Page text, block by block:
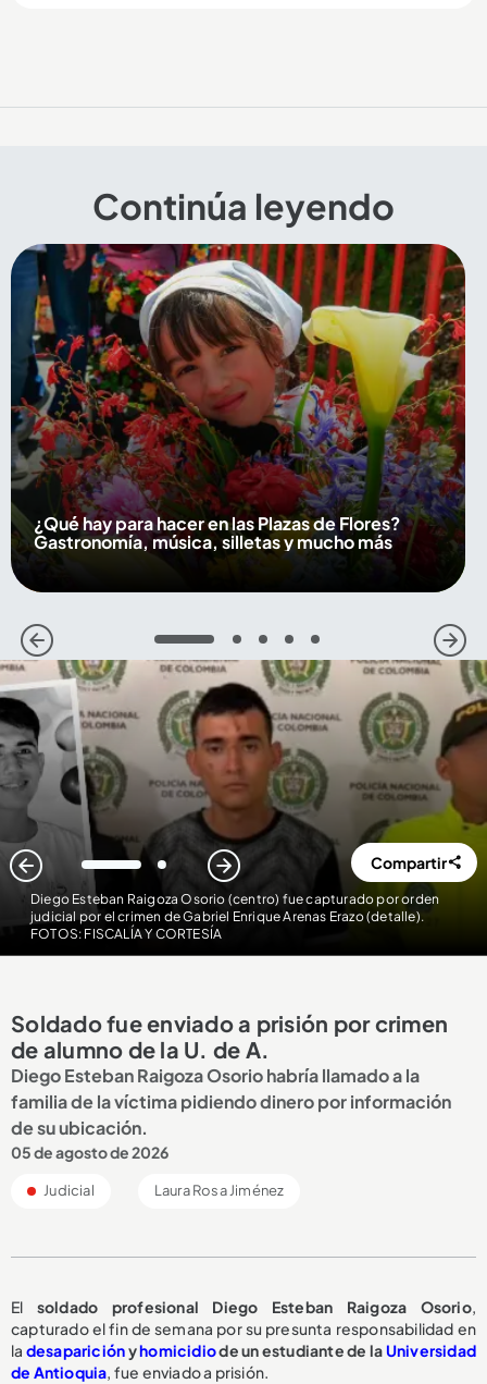
Continúa leyendo
¿Qué hay para hacer en las Plazas de Flores?
Gastronomía, música, silletas y mucho más
1 2 3 4 5
Diego Esteban Raigoza Osorio (centro) fue capturado por orden
judicial por el crimen de Gabriel Enrique Arenas Erazo (detalle).
FOTOS: FISCALÍA Y CORTESÍA
1 2 Compartir
Soldado fue enviado a prisión por crimen
de alumno de la U. de A.
Diego Esteban Raigoza Osorio habría llamado a la
familia de la víctima pidiendo dinero por información
de su ubicación.
05 de agosto de 2026
Judicial Laura Rosa Jiménez
El soldado profesional Diego Esteban Raigoza Osorio,
capturado el fin de semana por su presunta responsabilidad en
la desapariciónyhomicidiode un estudiante de laUniversidad
de Antioquia, fue enviado a prisión.